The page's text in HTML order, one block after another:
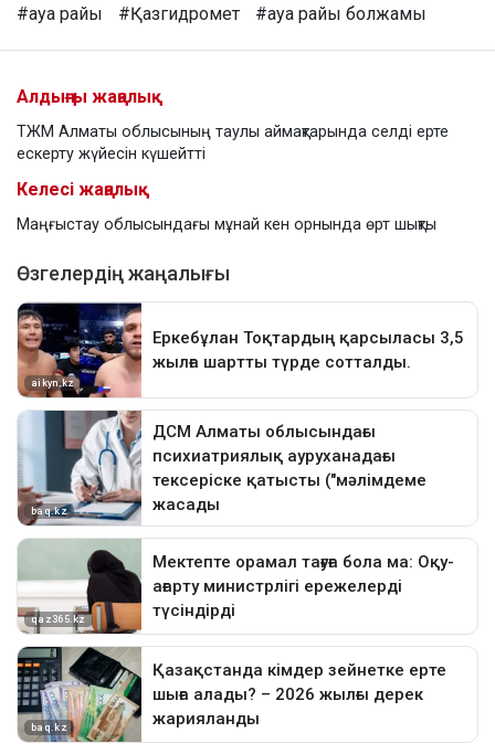
#ауа райы #Қазгидромет #ауа райы болжамы
Алдыңғы жаңалық
ТЖМ Алматы облысының таулы аймақтарында селді ерте
ескерту жүйесін күшейтті
Келесі жаңалық
Маңғыстау облысындағы мұнай кен орнында өрт шықты